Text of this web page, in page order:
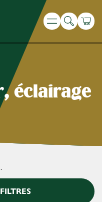
Menu
Recherche
éclairage